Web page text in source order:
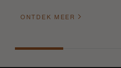
ONTDEK MEER